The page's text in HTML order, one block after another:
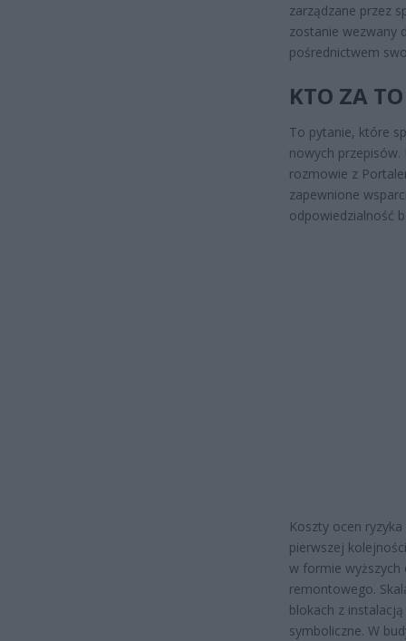
zarządzane przez
zostanie wezwany
pośrednictwem
KTO ZA
To pytanie, które
nowych przepisów.
rozmowie z
zapewnione
odpowiedzialność
Koszty ocen
pierwszej
w formie wyższych
remontowego.
blokach z
symboliczne. W